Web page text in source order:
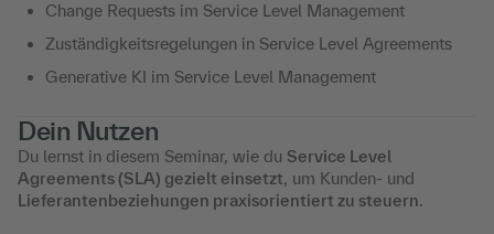
Change Requests im Service Level Management
Zuständigkeitsregelungen in Service Level Agreements
Generative KI im Service Level Management
Dein Nutzen
Du lernst in diesem Seminar, wie du Service Level
Agreements (SLA) gezielt einsetzt, um Kunden- und
Lieferantenbeziehungen praxisorientiert zu steuern.